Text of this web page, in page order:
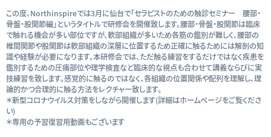
この度、Northinspireでは3月に仙台で「セラピストのための触診セミナー 腰部・
骨盤・股関節編」というタイトルで研修会を開催致します。腰部・骨盤・股関節は臨床
で触れる機会が多い部位ですが、軟部組織が多いため各筋の鑑別が難しく、腰部の
椎間関節や股関節は軟部組織の深層に位置するため正確に触るためには解剖の知
識や経験が必要になります。本研修会では、ただ触る練習をするだけではなく疾患を
鑑別するための圧痛部位や理学検査など臨床的な視点も合わせて講義ならびに実
技練習を致します。感覚的に触るのではなく、各組織の位置関係や配列を理解し、理
論的かつ合理的に触る方法をレクチャー致します。
＊新型コロナウイルス対策をしながら開催します(詳細はホームページをご覧くださ
い)
＊専用の予習復習用動画もございます